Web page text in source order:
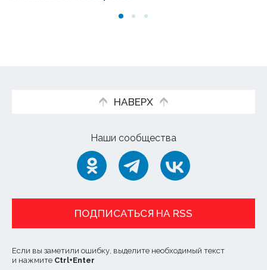
НАВЕРХ
Наши сообщества
ПОДПИСАТЬСЯ НА RSS
Если вы заметили ошибку, выделите необходимый текст
и нажмите Ctrl+Enter